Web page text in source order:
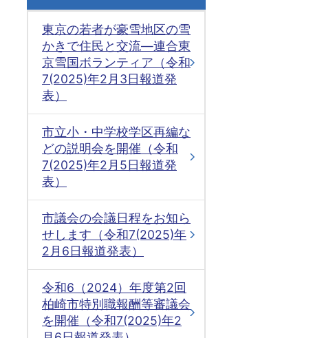
東京の若者が豪雪地区の雪
かきで住民と交流―連合東
京雪国ボランティア（令和
7(2025)年2月3日報道発
表）
市立小・中学校学区再編な
どの説明会を開催（令和
7(2025)年2月5日報道発
表）
市議会の会議日程をお知ら
せします（令和7(2025)年
2月6日報道発表）
令和6（2024）年度第2回
柏崎市特別職報酬等審議会
を開催（令和7(2025)年2